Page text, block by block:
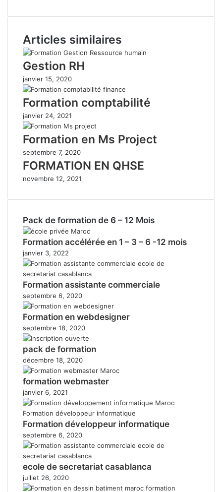
Articles similaires
Gestion RH
janvier 15, 2020
Formation comptabilité
janvier 24, 2021
Formation en Ms Project
septembre 7, 2020
FORMATION EN QHSE
novembre 12, 2021
Pack de formation de 6 – 12 Mois
Formation accélérée en 1 – 3 – 6 -12 mois
janvier 3, 2022
Formation assistante commerciale
septembre 6, 2020
Formation en webdesigner
septembre 18, 2020
pack de formation
décembre 18, 2020
formation webmaster
janvier 6, 2021
Formation développeur informatique
septembre 6, 2020
ecole de secretariat casablanca
juillet 26, 2020